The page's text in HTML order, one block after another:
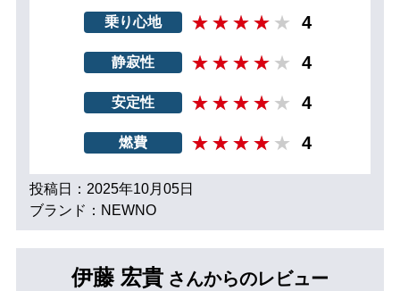
乗り心地 4
静寂性 4
安定性 4
燃費 4
投稿日：2025年10月05日
ブランド：NEWNO
伊藤 宏貴 さんからのレビュー